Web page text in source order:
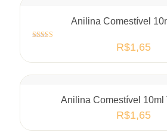
Anilina Comestível
R$1,65
Anilina Comestível 10ml
R$1,65